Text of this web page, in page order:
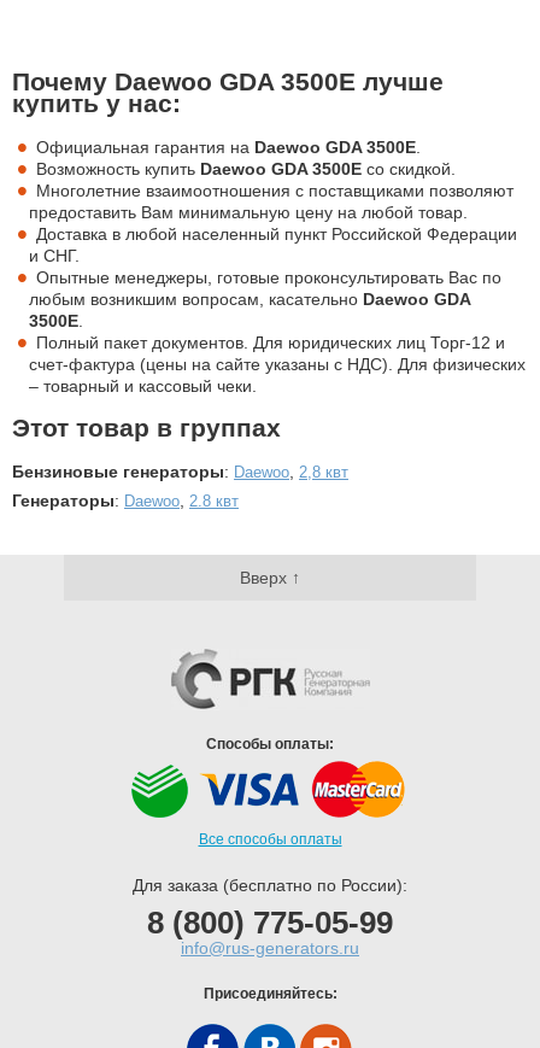
Почему Daewoo GDA 3500E лучше
купить у нас:
Официальная гарантия на Daewoo GDA 3500E
Возможность купить Daewoo GDA 3500E со скидкой.
Многолетние взаимоотношения с поставщиками позволяют
предоставить Вам минимальную цену на любой товар.
Доставка в любой населенный пункт Российской Федерации
и СНГ.
Опытные менеджеры, готовые проконсультировать Вас по
любым возникшим вопросам, касательно Daewoo GDA
3500E
Полный пакет документов. Для юридических лиц Торг-12 и
счет-фактура (цены на сайте указаны с НДС). Для физических
– товарный и кассовый чеки.
Этот товар в группах
Бензиновые генераторы: Daewoo 2,8 квт
Генераторы: Daewoo 2.8 квт
Вверх ↑
Способы оплаты:
Все способы оплаты
Для заказа (бесплатно по России):
8 (800) 775-05-99
info@rus-generators.ru
Присоединяйтесь: